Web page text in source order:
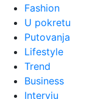
Fashion
U pokretu
Putovanja
Lifestyle
Trend
Business
Intervju